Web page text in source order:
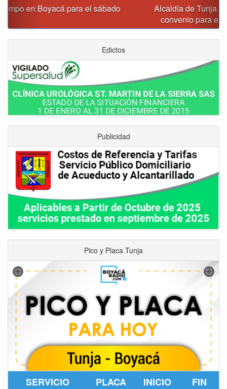
Alcaldía de Tunja y Gobernación de Boyacá firmaron
convenio para el mantenimiento de vía Moniquirá
Edictos
Publicidad
Pico y Placa Tunja
SERVICIO PLACA INICIO FIN